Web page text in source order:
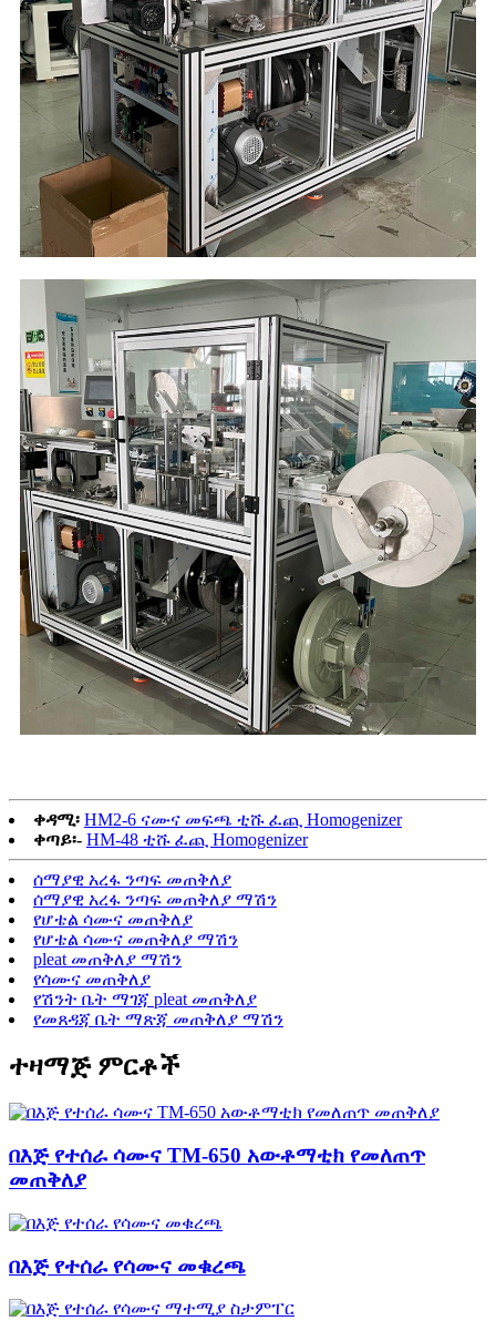
ቀዳሚ፡ HM2-6 ናሙና መፍጫ ቲሹ ፈጪ Homogenizer
ቀጣይ፡- HM-48 ቲሹ ፈጪ Homogenizer
ሰማያዊ አረፋ ንጣፍ መጠቅለያ
ሰማያዊ አረፋ ንጣፍ መጠቅለያ ማሽን
የሆቴል ሳሙና መጠቅለያ
የሆቴል ሳሙና መጠቅለያ ማሽን
pleat መጠቅለያ ማሽን
የሳሙና መጠቅለያ
የሽንት ቤት ማገጃ pleat መጠቅለያ
የመጸዳጃ ቤት ማጽጃ መጠቅለያ ማሽን
ተዛማጅ ምርቶች
በእጅ የተሰራ ሳሙና TM-650 አውቶማቲክ የመለጠጥ
መጠቅለያ
በእጅ የተሰራ የሳሙና መቁረጫ